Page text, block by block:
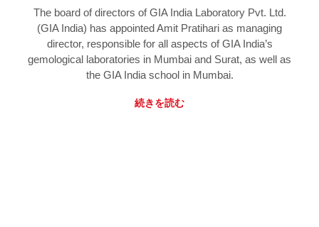
The board of directors of GIA India Laboratory Pvt. Ltd.
(GIA India) has appointed Amit Pratihari as managing
director, responsible for all aspects of GIA India’s
gemological laboratories in Mumbai and Surat, as well as
the GIA India school in Mumbai.
続きを読む